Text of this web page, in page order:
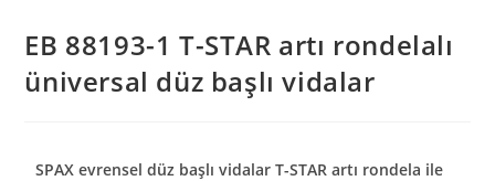
EB 88193-1 T-STAR artı rondelalı
üniversal düz başlı vidalar
SPAX evrensel düz başlı vidalar T-STAR artı rondela ile